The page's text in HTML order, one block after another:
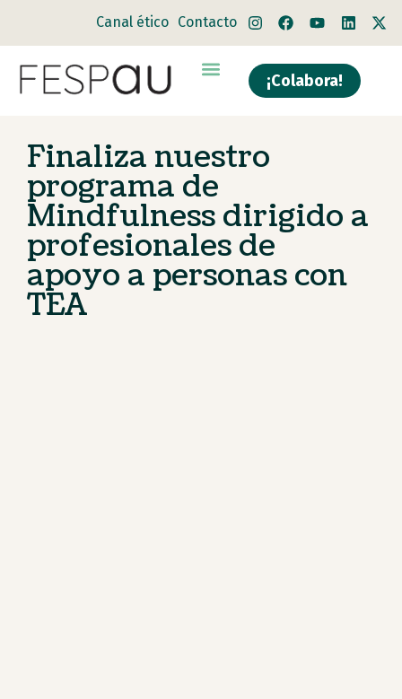
Canal ético Contacto
¡Colabora!
Finaliza nuestro
programa de
Mindfulness dirigido a
profesionales de
apoyo a personas con
TEA